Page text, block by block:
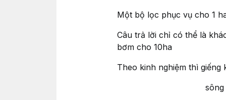
Một bộ lọc phục vụ cho 1
Câu trả lời chỉ có thể là
bơm cho 10ha
Theo kinh nghiệm thì
sông suối ao hồ